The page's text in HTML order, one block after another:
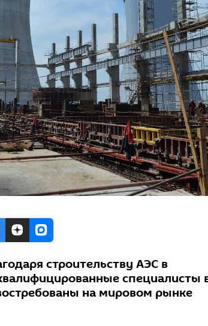
строительству АЭС в
специалисты
на мировом рынке